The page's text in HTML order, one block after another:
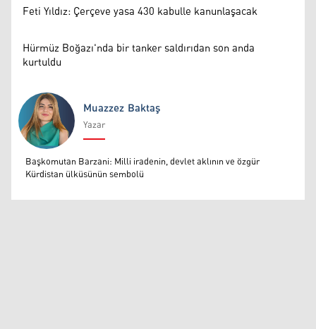
Feti Yıldız: Çerçeve yasa 430 kabulle kanunlaşacak
Hürmüz Boğazı'nda bir tanker saldırıdan son anda
kurtuldu
Muazzez Baktaş
Muazzez Baktaş
Yazar
Başkomutan Barzani: Milli iradenin, devlet aklının ve özgür
Kürdistan ülküsünün sembolü